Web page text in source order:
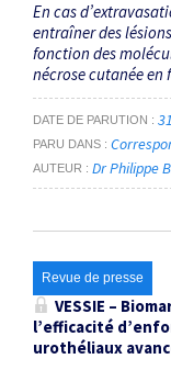
En cas
entraîner des
fonction des
nécrose cutanée en
DATE DE PARUTION
PARU DANS
AUTEUR Dr Philippe
Revue de presse
VESSIE –
l’efficacité
urothéliaux